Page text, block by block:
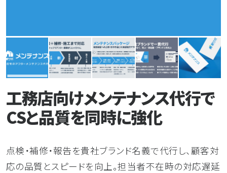
工務店向けメンテナンス代行で
CSと品質を同時に強化
点検・補修・報告を貴社ブランド名義で代行し、顧客対
応の品質とスピードを向上。担当者不在時の対応遅延